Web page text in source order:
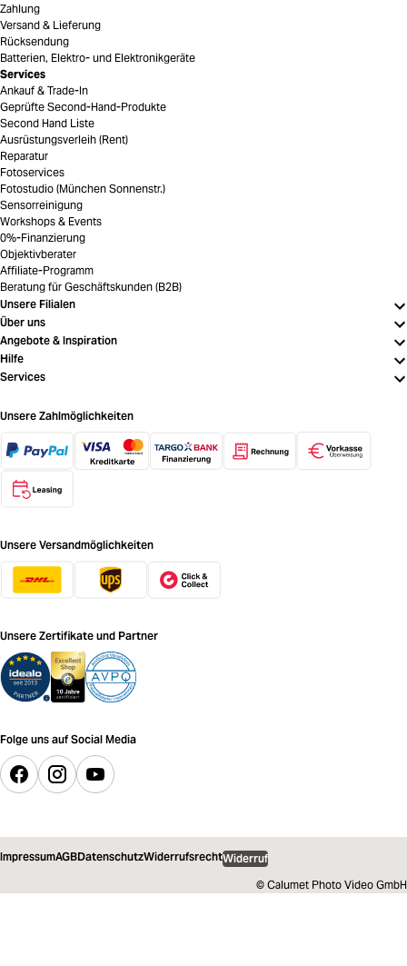
Zahlung
Versand & Lieferung
Rücksendung
Batterien, Elektro- und Elektronikgeräte
Services
Ankauf & Trade-In
Geprüfte Second-Hand-Produkte
Second Hand Liste
Ausrüstungsverleih (Rent)
Reparatur
Fotoservices
Fotostudio (München Sonnenstr.)
Sensorreinigung
Workshops & Events
0%-Finanzierung
Objektivberater
Affiliate-Programm
Beratung für Geschäftskunden (B2B)
Unsere Filialen
Über uns
Angebote & Inspiration
Hilfe
Services
Unsere Zahlmöglichkeiten
Unsere Versandmöglichkeiten
Unsere Zertifikate und Partner
Folge uns auf Social Media
ImpressumAGBDatenschutzWiderrufsrechtWiderruf
© Calumet Photo Video GmbH